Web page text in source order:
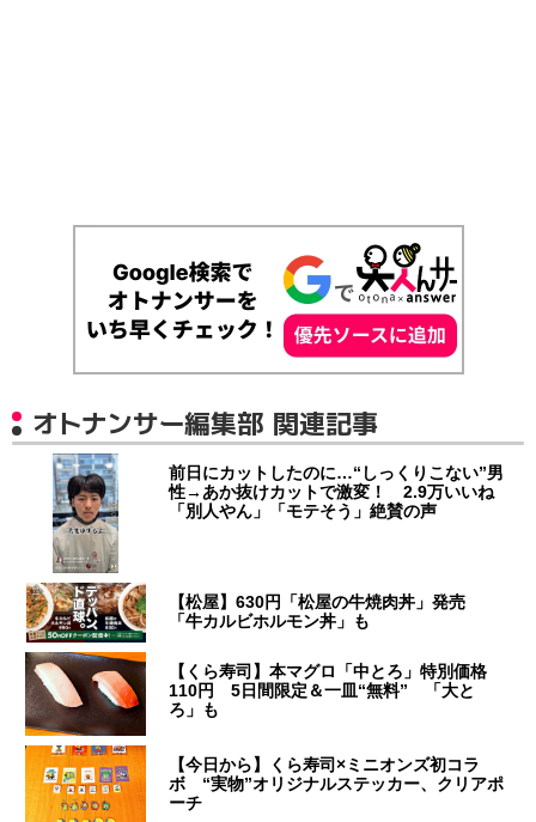
オトナンサー編集部 関連記事
前日にカットしたのに…“しっくりこない”男
性→あか抜けカットで激変！ 2.9万いいね
「別人やん」「モテそう」絶賛の声
【松屋】630円「松屋の牛焼肉丼」発売
「牛カルビホルモン丼」も
【くら寿司】本マグロ「中とろ」特別価格
110円 5日間限定＆一皿“無料” 「大と
ろ」も
【今日から】くら寿司×ミニオンズ初コラ
ボ “実物”オリジナルステッカー、クリアポ
ーチ